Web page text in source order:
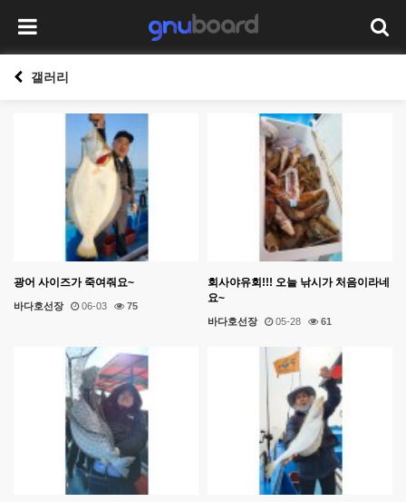
갤러리
광어 사이즈가 죽여줘요~
바다호선장 06-03 75
회사야유회!!! 오늘 낚시가 처음이라네
요~
바다호선장 05-28 61